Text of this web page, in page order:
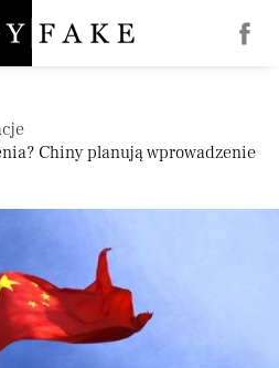
nawigację
Chiny planują wprowadzenie